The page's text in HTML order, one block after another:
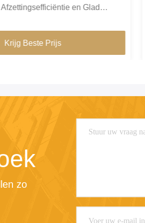
en Glad
Krijg Beste Prijs
zo